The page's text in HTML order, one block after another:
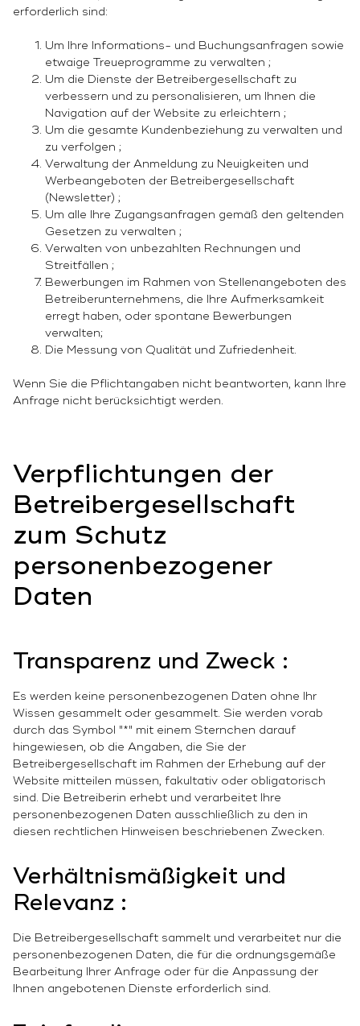
erforderlich sind:
Um Ihre Informations- und Buchungsanfragen sowie
etwaige Treueprogramme zu verwalten ;
Um die Dienste der Betreibergesellschaft zu
verbessern und zu personalisieren, um Ihnen die
Navigation auf der Website zu erleichtern ;
Um die gesamte Kundenbeziehung zu verwalten und
zu verfolgen ;
Verwaltung der Anmeldung zu Neuigkeiten und
Werbeangeboten der Betreibergesellschaft
(Newsletter) ;
Um alle Ihre Zugangsanfragen gemäß den geltenden
Gesetzen zu verwalten ;
Verwalten von unbezahlten Rechnungen und
Streitfällen ;
Bewerbungen im Rahmen von Stellenangeboten des
Betreiberunternehmens, die Ihre Aufmerksamkeit
erregt haben, oder spontane Bewerbungen
verwalten;
Die Messung von Qualität und Zufriedenheit.
Wenn Sie die Pflichtangaben nicht beantworten, kann Ihre
Anfrage nicht berücksichtigt werden.
Verpflichtungen der
Betreibergesellschaft
zum Schutz
personenbezogener
Daten
Transparenz und Zweck :
Es werden keine personenbezogenen Daten ohne Ihr
Wissen gesammelt oder gesammelt. Sie werden vorab
durch das Symbol "*" mit einem Sternchen darauf
hingewiesen, ob die Angaben, die Sie der
Betreibergesellschaft im Rahmen der Erhebung auf der
Website mitteilen müssen, fakultativ oder obligatorisch
sind. Die Betreiberin erhebt und verarbeitet Ihre
personenbezogenen Daten ausschließlich zu den in
diesen rechtlichen Hinweisen beschriebenen Zwecken.
Verhältnismäßigkeit und
Relevanz :
Die Betreibergesellschaft sammelt und verarbeitet nur die
personenbezogenen Daten, die für die ordnungsgemäße
Bearbeitung Ihrer Anfrage oder für die Anpassung der
Ihnen angebotenen Dienste erforderlich sind.